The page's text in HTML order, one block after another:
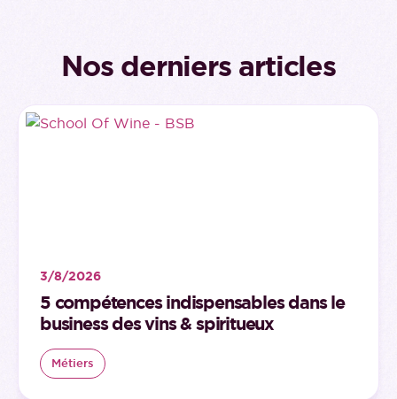
Nos derniers articles
3/8/2026
5 compétences indispensables dans le
business des vins & spiritueux
Métiers